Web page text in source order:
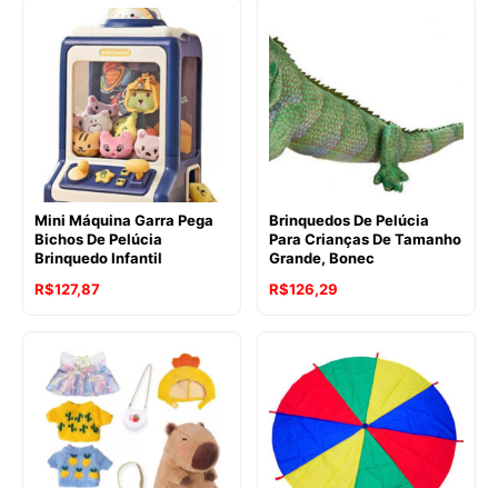
Mini Máquina Garra Pega
Bichos De Pelúcia
Brinquedo Infantil
R$127,87
Brinquedos De Pelúcia
Para Crianças De Tamanho
Grande, Bonec
R$126,29